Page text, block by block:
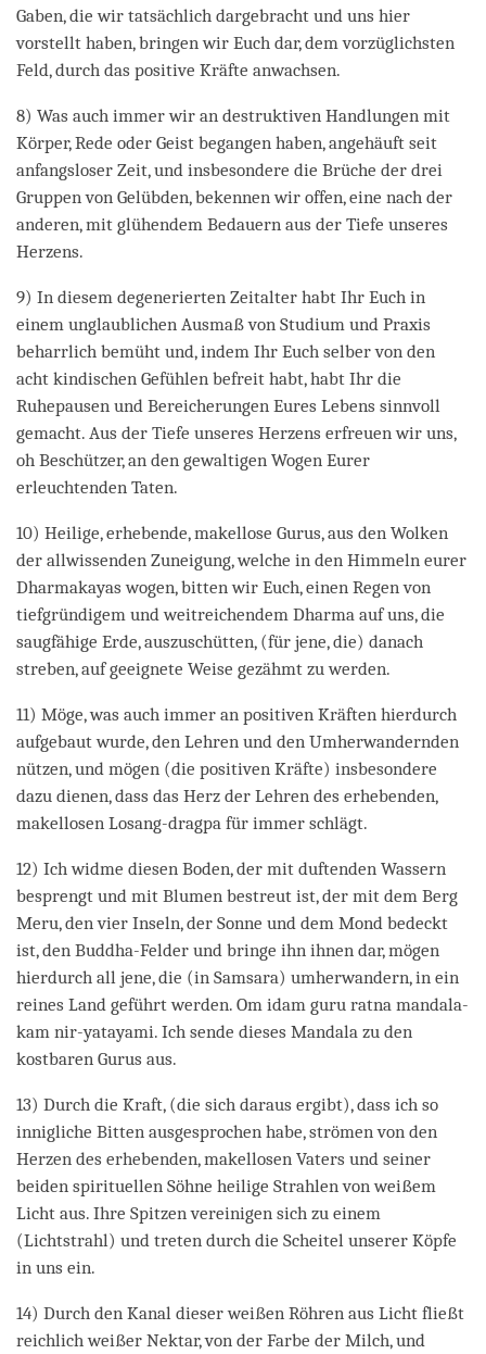
Gaben, die wir tatsächlich dargebracht und uns hier
vorstellt haben, bringen wir Euch dar, dem vorzüglichsten
Feld, durch das positive Kräfte anwachsen.
8) Was auch immer wir an destruktiven Handlungen mit
Körper, Rede oder Geist begangen haben, angehäuft seit
anfangsloser Zeit, und insbesondere die Brüche der drei
Gruppen von Gelübden, bekennen wir offen, eine nach der
anderen, mit glühendem Bedauern aus der Tiefe unseres
Herzens.
9) In diesem degenerierten Zeitalter habt Ihr Euch in
einem unglaublichen Ausmaß von Studium und Praxis
beharrlich bemüht und, indem Ihr Euch selber von den
acht kindischen Gefühlen befreit habt, habt Ihr die
Ruhepausen und Bereicherungen Eures Lebens sinnvoll
gemacht. Aus der Tiefe unseres Herzens erfreuen wir uns,
oh Beschützer, an den gewaltigen Wogen Eurer
erleuchtenden Taten.
10) Heilige, erhebende, makellose Gurus, aus den Wolken
der allwissenden Zuneigung, welche in den Himmeln eurer
Dharmakayas wogen, bitten wir Euch, einen Regen von
tiefgründigem und weitreichendem Dharma auf uns, die
saugfähige Erde, auszuschütten, (für jene, die) danach
streben, auf geeignete Weise gezähmt zu werden.
11) Möge, was auch immer an positiven Kräften hierdurch
aufgebaut wurde, den Lehren und den Umherwandernden
nützen, und mögen (die positiven Kräfte) insbesondere
dazu dienen, dass das Herz der Lehren des erhebenden,
makellosen Losang-dragpa für immer schlägt.
12) Ich widme diesen Boden, der mit duftenden Wassern
besprengt und mit Blumen bestreut ist, der mit dem Berg
Meru, den vier Inseln, der Sonne und dem Mond bedeckt
ist, den Buddha-Felder und bringe ihn ihnen dar, mögen
hierdurch all jene, die (in Samsara) umherwandern, in ein
reines Land geführt werden. Om idam guru ratna mandala-
kam nir-yatayami. Ich sende dieses Mandala zu den
kostbaren Gurus aus.
13) Durch die Kraft, (die sich daraus ergibt), dass ich so
innigliche Bitten ausgesprochen habe, strömen von den
Herzen des erhebenden, makellosen Vaters und seiner
beiden spirituellen Söhne heilige Strahlen von weißem
Licht aus. Ihre Spitzen vereinigen sich zu einem
(Lichtstrahl) und treten durch die Scheitel unserer Köpfe
in uns ein.
14) Durch den Kanal dieser weißen Röhren aus Licht fließt
reichlich weißer Nektar, von der Farbe der Milch, und